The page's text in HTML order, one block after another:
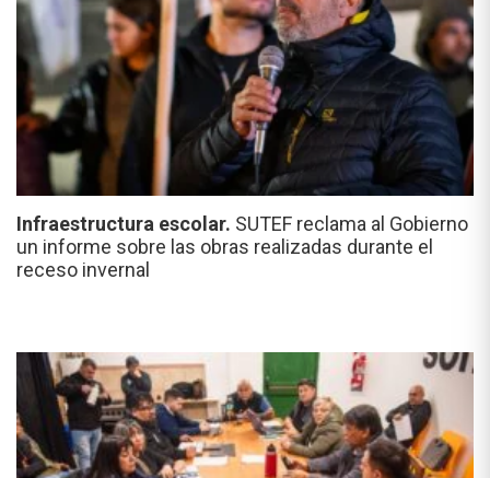
Infraestructura escolar. SUTEF reclama al Gobierno
un informe sobre las obras realizadas durante el
receso invernal